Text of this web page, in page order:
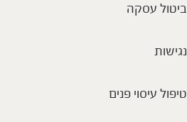
ביטול עסקה
נגישות
טיפול עיסוי פנים